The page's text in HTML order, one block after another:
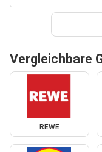
Vergleichbare
REWE